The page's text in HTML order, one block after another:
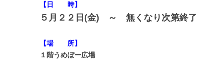
【日 時】
５月２２日(金) ～ 無くなり次第終了
【場 所】
１階うめぼー広場